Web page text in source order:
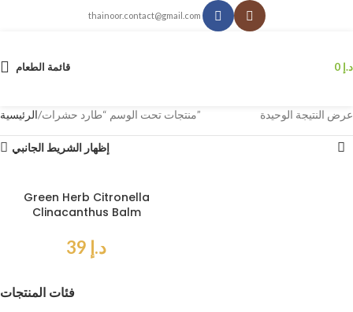
thainoor.contact@gmail.com
قائمة الطعام د.إ
فئات المنتجات
الرئيسية منتجات تحت الوسم “طارد حشرات” عرض النتيجة الوحيدة
إظهار الشريط الجانبي
Green Herb Citronella
Clinacanthus Balm
د.إ